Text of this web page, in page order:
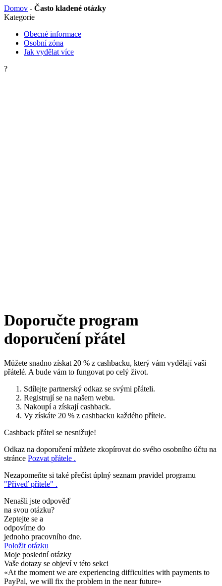
Domov - Často kladené otázky
Kategorie
Obecné informace
Osobní zóna
Jak vydělat více
?
Doporučte program
doporučení přátel
Můžete snadno získat 20 % z cashbacku, který vám vydělají vaši
přátelé. A bude vám to fungovat po celý život.
Sdílejte partnerský odkaz se svými přáteli.
Registrují se na našem webu.
Nakoupí a získají cashback.
Vy získáte 20 % z cashbacku každého přítele.
Cashback přátel se nesnižuje!
Odkaz na doporučení můžete zkopírovat do svého osobního účtu na
stránce Pozvat přátele .
Nezapomeňte si také přečíst úplný seznam pravidel programu
"Přiveď přítele" .
Nenašli jste odpověď
na svou otázku?
Zeptejte se a
odpovíme do
jednoho pracovního dne.
Položit otázku
Moje poslední otázky
Vaše dotazy se objeví v této sekci
«At the moment we are experiencing difficulties with payments to
PayPal, we will fix the problem in the near future»